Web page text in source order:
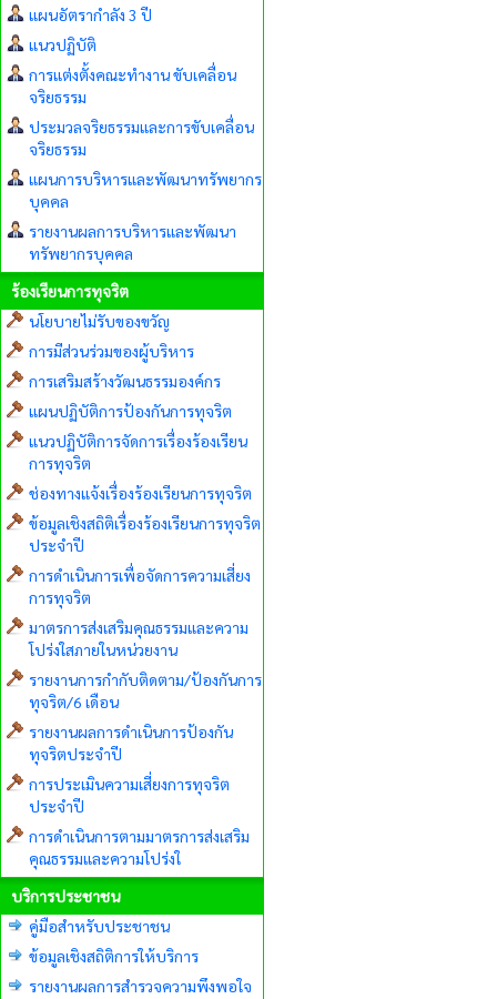
แผนอัตรากำลัง 3 ปี
แนวปฏิบัติ
การแต่งตั้งคณะทำงาน ขับเคลื่อน
จริยธรรม
ประมวลจริยธรรมและการขับเคลื่อน
จริยธรรม
แผนการบริหารและพัฒนาทรัพยากร
บุคคล
รายงานผลการบริหารและพัฒนา
ทรัพยากรบุคคล
ร้องเรียนการทุจริต
นโยบายไม่รับของขวัญ
การมีส่วนร่วมของผู้บริหาร
การเสริมสร้างวัฒนธรรมองค์กร
แผนปฏิบัติการป้องกันการทุจริต
แนวปฏิบัติการจัดการเรื่องร้องเรียน
การทุจริต
ช่องทางแจ้งเรื่องร้องเรียนการทุจริต
ข้อมูลเชิงสถิติเรื่องร้องเรียนการทุจริต
ประจำปี
การดำเนินการเพื่อจัดการความเสี่ยง
การทุจริต
มาตรการส่งเสริมคุณธรรมและความ
โปร่งใสภายในหน่วยงาน
รายงานการกำกับติดตาม/ป้องกันการ
ทุจริต/6 เดือน
รายงานผลการดำเนินการป้องกัน
ทุจริตประจำปี
การประเมินความเสี่ยงการทุจริต
ประจำปี
การดำเนินการตามมาตรการส่งเสริม
คุณธรรมและความโปร่งใ
บริการประชาชน
คู่มือสำหรับประชาชน
ข้อมูลเชิงสถิติการให้บริการ
รายงานผลการสำรวจความพึงพอใจ